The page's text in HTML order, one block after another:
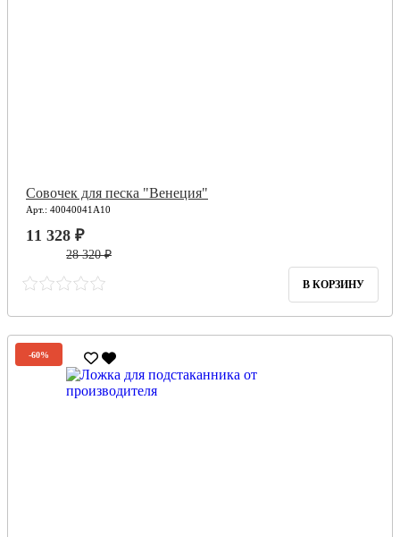
Совочек для песка "Венеция"
Арт.: 40040041А10
11 328 ₽
28 320 ₽
В КОРЗИНУ
-60%